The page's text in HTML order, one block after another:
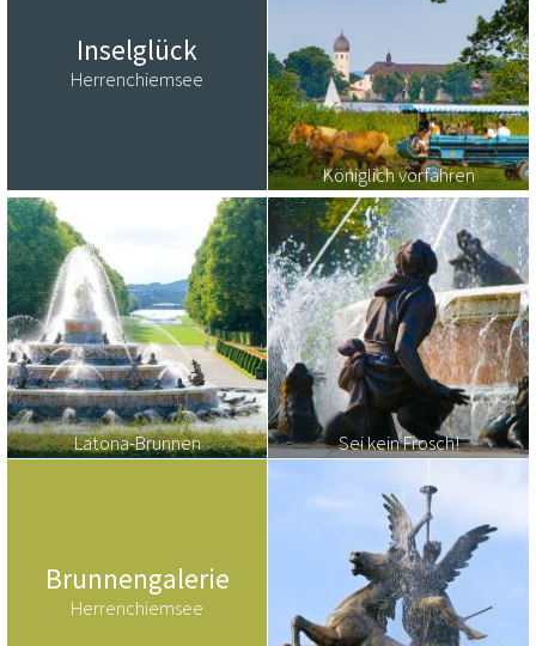
Inselglück
Herrenchiemsee
Königlich vorfahren
Latona-Brunnen Sei kein Frosch!
Brunnengalerie
Herrenchiemsee